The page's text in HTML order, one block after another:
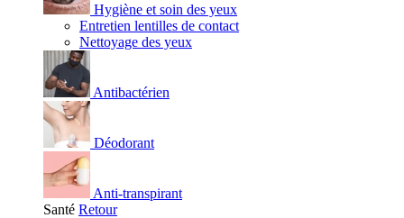
Hygiène et soin des yeux
Entretien lentilles de contact
Nettoyage des yeux
Antibactérien
Déodorant
Anti-transpirant
Santé Retour